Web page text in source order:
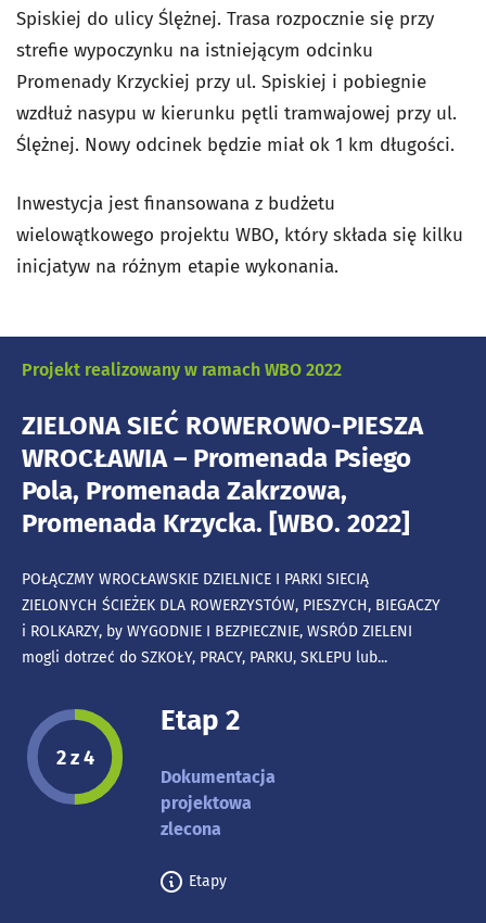
Spiskiej do ulicy Ślężnej. Trasa rozpocznie się przy
strefie wypoczynku na istniejącym odcinku
Promenady Krzyckiej przy ul. Spiskiej i pobiegnie
wzdłuż nasypu w kierunku pętli tramwajowej przy ul.
Ślężnej. Nowy odcinek będzie miał ok 1 km długości.
Inwestycja jest finansowana z budżetu
wielowątkowego projektu WBO, który składa się kilku
inicjatyw na różnym etapie wykonania.
Projekt realizowany w ramach WBO 2022
ZIELONA SIEĆ ROWEROWO-PIESZA
WROCŁAWIA – Promenada Psiego
Pola, Promenada Zakrzowa,
Promenada Krzycka. [WBO. 2022]
POŁĄCZMY WROCŁAWSKIE DZIELNICE I PARKI SIECIĄ
ZIELONYCH ŚCIEŻEK DLA ROWERZYSTÓW, PIESZYCH, BIEGACZY
i ROLKARZY, by WYGODNIE I BEZPIECZNIE, WSRÓD ZIELENI
mogli dotrzeć do SZKOŁY, PRACY, PARKU, SKLEPU lub...
Etap projektu:
2 z 4
Etap 2
Dokumentacja
projektowa
zlecona
Etapy